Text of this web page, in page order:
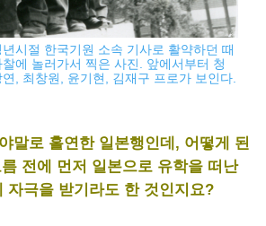
시절 한국기원 소속 기사로 활약하던 때
에 놀러가서 찍은 사진. 앞에서부터 청
, 최창원, 윤기현, 김재구 프로가 보인다.
말로 홀연한 일본행인데, 어떻게 된
전에 먼저 일본으로 유학을 떠난
자극을 받기라도 한 것인지요?